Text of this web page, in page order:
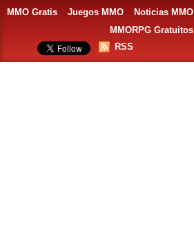
MMO Gratis Juegos MMO Noticias MMO
MMORPG Gratuitos
RSS